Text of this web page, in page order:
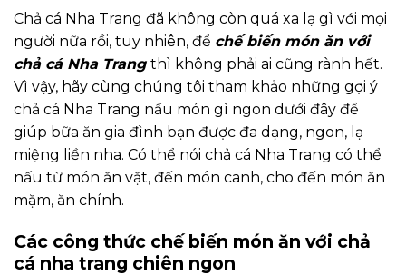
Chả cá Nha Trang đã không còn quá xa lạ gì với mọi
người nữa rồi, tuy nhiên, để chế biến món ăn với
chả cá Nha Trang thì không phải ai cũng rành hết.
Vì vậy, hãy cùng chúng tôi tham khảo những gợi ý
chả cá Nha Trang nấu món gì ngon dưới đây để
giúp bữa ăn gia đình bạn được đa dạng, ngon, lạ
miệng liền nha. Có thể nói chả cá Nha Trang có thể
nấu từ món ăn vặt, đến món canh, cho đến món ăn
mặm, ăn chính.
Các công thức chế biến món ăn với chả
cá nha trang chiên ngon